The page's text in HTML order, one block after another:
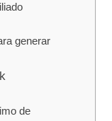
generar
de